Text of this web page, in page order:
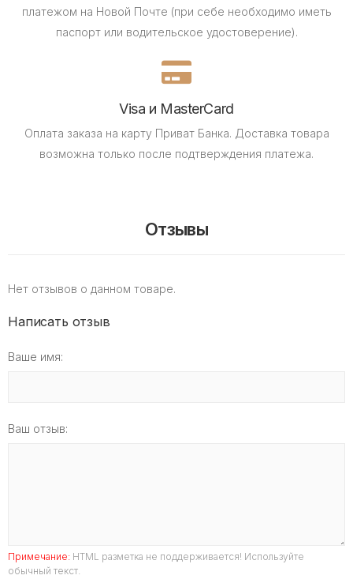
платежом на Новой Почте (при себе необходимо иметь
паспорт или водительское удостоверение).
Visa и MasterCard
Оплата заказа на карту Приват Банка. Доставка товара
возможна только после подтверждения платежа.
Отзывы
Нет отзывов о данном товаре.
Написать отзыв
Ваше имя:
Ваш отзыв:
Примечание: HTML разметка не поддерживается! Используйте
обычный текст.